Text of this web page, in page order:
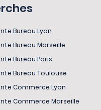
Bureau Lyon
Bureau Marseille
Bureau Paris
Bureau Toulouse
Commerce Lyon
Commerce Marseille